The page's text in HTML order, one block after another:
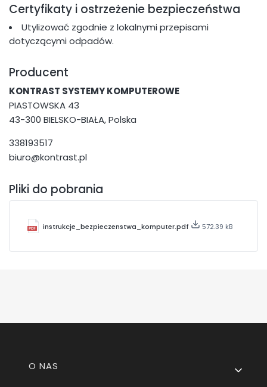
Certyfikaty i ostrzeżenie bezpieczeństwa
Utylizować zgodnie z lokalnymi przepisami
dotyczącymi odpadów.
Producent
KONTRAST SYSTEMY KOMPUTEROWE
PIASTOWSKA 43
43-300 BIELSKO-BIAŁA, Polska
338193517
biuro@kontrast.pl
Pliki do pobrania
instrukcje_bezpieczenstwa_komputer.pdf 572.39 kB
Linki w stopce
O NAS